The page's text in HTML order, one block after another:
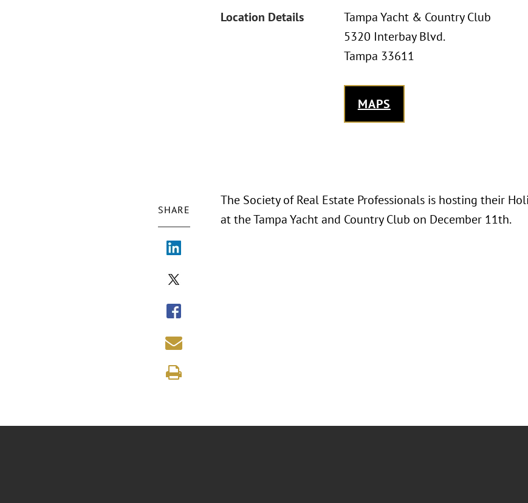
Location Details
Tampa Yacht & Country Club
5320 Interbay Blvd.
Tampa 33611
MAPS
SHARE
The Society of Real Estate Professionals is hosting their
at the Tampa Yacht and Country Club on December 11th.